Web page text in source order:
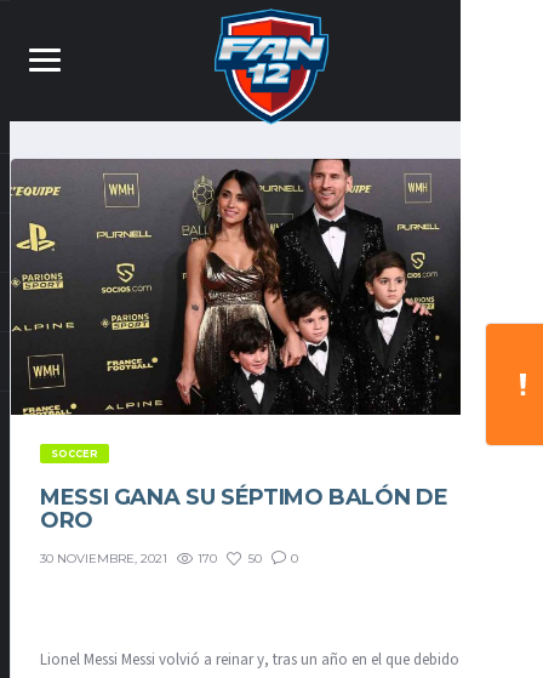
SOCCER
MESSI GANA SU SÉPTIMO BALÓN DE
ORO
30 NOVIEMBRE, 2021 170 50 0
Lionel Messi Messi volvió a reinar y, tras un año en el que debido a la